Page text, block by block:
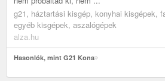
g21, háztartási kisgép, konyhai kisgépek,
egyéb kisgépek, aszalógépek
alza.hu
Hasonlók, mint G21 Kona